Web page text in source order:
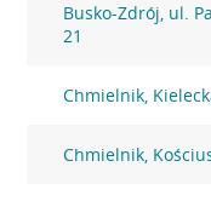
Busko-Zdrój, ul.
21
Chmielnik,
Chmielnik,